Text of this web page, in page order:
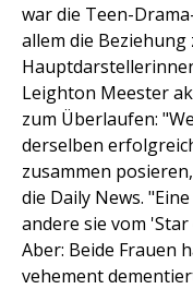
war die Teen-
allem die Beziehung
Leighton Meester
zum Überlaufen:
derselben
zusammen
die Daily News.
andere sie vom
Aber: Beide Frauen
vehement